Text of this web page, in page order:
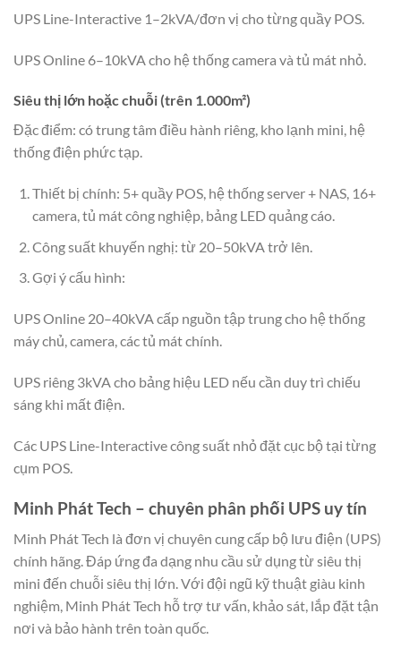
UPS Line-Interactive 1–2kVA/đơn vị cho từng quầy POS.
UPS Online 6–10kVA cho hệ thống camera và tủ mát nhỏ.
Siêu thị lớn hoặc chuỗi (trên 1.000m²)
Đặc điểm: có trung tâm điều hành riêng, kho lạnh mini, hệ
thống điện phức tạp.
Thiết bị chính: 5+ quầy POS, hệ thống server + NAS, 16+
camera, tủ mát công nghiệp, bảng LED quảng cáo.
Công suất khuyến nghị: từ 20–50kVA trở lên.
Gợi ý cấu hình:
UPS Online 20–40kVA cấp nguồn tập trung cho hệ thống
máy chủ, camera, các tủ mát chính.
UPS riêng 3kVA cho bảng hiệu LED nếu cần duy trì chiếu
sáng khi mất điện.
Các UPS Line-Interactive công suất nhỏ đặt cục bộ tại từng
cụm POS.
Minh Phát Tech – chuyên phân phối UPS uy tín
Minh Phát Tech là đơn vị chuyên cung cấp bộ lưu điện (UPS)
chính hãng. Đáp ứng đa dạng nhu cầu sử dụng từ siêu thị
mini đến chuỗi siêu thị lớn. Với đội ngũ kỹ thuật giàu kinh
nghiệm, Minh Phát Tech hỗ trợ tư vấn, khảo sát, lắp đặt tận
nơi và bảo hành trên toàn quốc.